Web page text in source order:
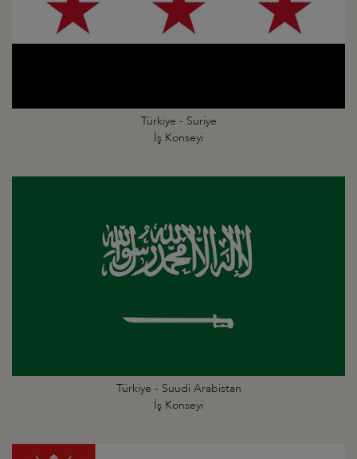
Türkiye - Suriye
İş Konseyi
Türkiye - Suudi Arabistan
İş Konseyi